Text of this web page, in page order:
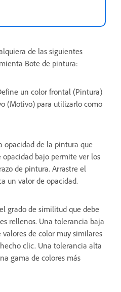
de las siguientes
Bote de pintura:
un color frontal (Pintura)
(Motivo) para utilizarlo como
opacidad de la pintura que
opacidad bajo permite ver los
de pintura. Arrastre el
un valor de opacidad.
grado de similitud que debe
rellenos. Una tolerancia baja
de color muy similares
clic. Una tolerancia alta
gama de colores más